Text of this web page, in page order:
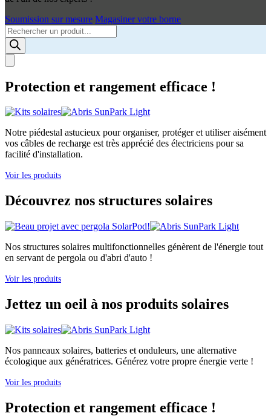
Soumission sur mesure Magasiner votre borne
Products
search
Protection et rangement efficace !
Notre piédestal astucieux pour organiser, protéger et utiliser aisément
vos câbles de recharge est très apprécié des électriciens pour sa
facilité d'installation.
Voir les produits
Découvrez nos structures solaires
Nos structures solaires multifonctionnelles génèrent de l'énergie tout
en servant de pergola ou d'abri d'auto !
Voir les produits
Jettez un oeil à nos produits solaires
Nos panneaux solaires, batteries et onduleurs, une alternative
écologique aux génératrices. Générez votre propre énergie verte !
Voir les produits
Protection et rangement efficace !